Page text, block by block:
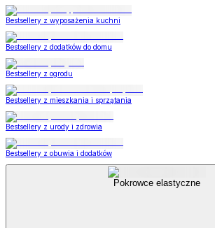
Bestsellery z wyposażenia kuchni
Bestsellery z dodatków do domu
Bestsellery z ogrodu
Bestsellery z mieszkania i sprzątania
Bestsellery z urody i zdrowia
Bestsellery z obuwia i dodatków
Pokrowce elastyczne